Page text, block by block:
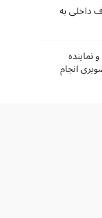
داخلی به
نماینده
انجام